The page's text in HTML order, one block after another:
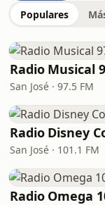
Populares
Radio Musical
San José · 97.5 FM
San José · 101.1 FM